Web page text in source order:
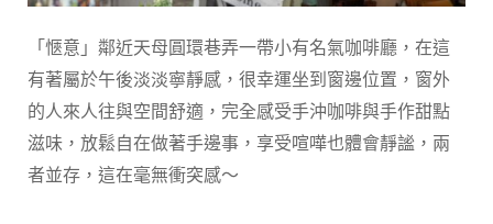
「愜意」鄰近天母圓環巷弄一帶小有名氣咖啡廳，在這
有著屬於午後淡淡寧靜感，很幸運坐到窗邊位置，窗外
的人來人往與空間舒適，完全感受手沖咖啡與手作甜點
滋味，放鬆自在做著手邊事，享受喧嘩也體會靜謐，兩
者並存，這在毫無衝突感～